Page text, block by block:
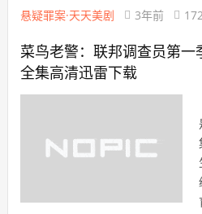
悬疑罪案·天天美剧 3年前
菜鸟老警：联邦调查员第一
全集高清迅雷下载